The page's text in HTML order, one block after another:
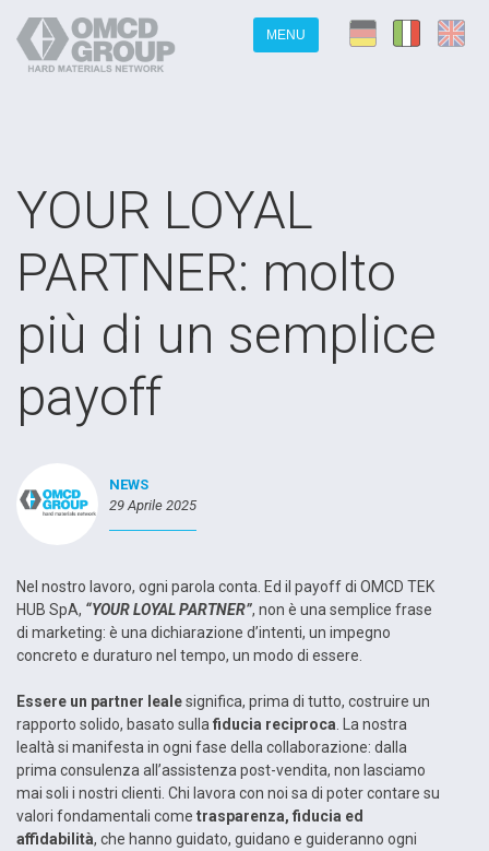
MENU
YOUR LOYAL
PARTNER: molto
più di un semplice
payoff
NEWS
29 Aprile 2025
Nel nostro lavoro, ogni parola conta. Ed il payoff di OMCD TEK
HUB SpA, “YOUR LOYAL PARTNER”, non è una semplice frase
di marketing: è una dichiarazione d’intenti, un impegno
concreto e duraturo nel tempo, un modo di essere.
Essere un partner lealesignifica, prima di tutto, costruire un
rapporto solido, basato sulla fiducia reciproca . La nostra
lealtà si manifesta in ogni fase della collaborazione: dalla
prima consulenza all’assistenza post-vendita, non lasciamo
mai soli i nostri clienti. Chi lavora con noi sa di poter contare su
valori fondamentali come trasparenza, fiducia ed
affidabilità, che hanno guidato, guidano e guideranno ogni